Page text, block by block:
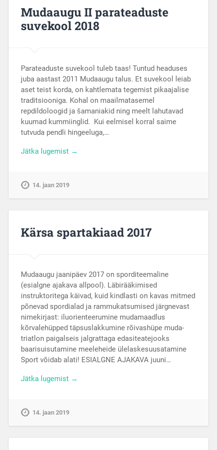
Mudaaugu II parateaduste
suvekool 2018
Parateaduste suvekool tuleb taas! Tuntud headuses
juba aastast 2011 Mudaaugu talus. Et suvekool leiab
aset teist korda, on kahtlemata tegemist pikaajalise
traditsiooniga. Kohal on maailmatasemel
repdildoloogid ja šamaniakid ning meelt lahutavad
kuumad kummiinglid. Kui eelmisel korral saime
tutvuda pendli hingeeluga,…
Jätka lugemist →
14. jaan 2019
Kärsa spartakiaad 2017
Mudaaugu jaanipäev 2017 on sporditeemaline
(esialgne ajakava allpool). Läbirääkimised
instruktoritega käivad, kuid kindlasti on kavas mitmed
põnevad spordialad ja rammukatsumised järgnevast
nimekirjast: iluorienteerumine mudamaadlus
kõrvalehüpped täpsuslakkumine rõivashüpe muda-
triatlon paigalseis jalgrattaga edasiteatejooks
baarisuisutamine meeleheide ülelaskesuusatamine
Sport võidab alati! ESIALGNE AJAKAVA juuni…
Jätka lugemist →
14. jaan 2019